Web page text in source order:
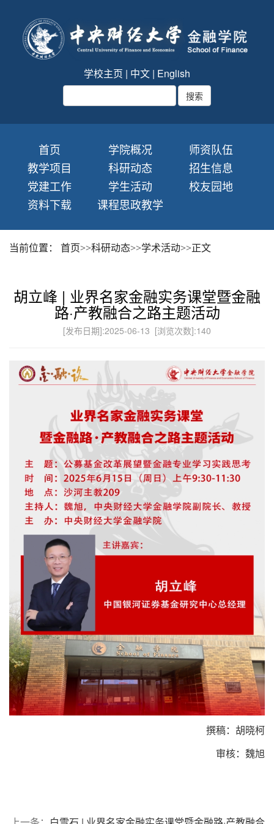
学校主页 | 中文 | English
首页 学院概况
师资队伍
教学项目
科研动态
招生信息
党建工作
学生活动
校友园地
资料下载
课程思政教学
当前位置： 首页>>科研动态>>学术活动>>正文
胡立峰 | 业界名家金融实务课堂暨金融
路·产教融合之路主题活动
[发布日期]:2025-06-13 [浏览次数]:140
撰稿：胡晓柯
审核：魏旭